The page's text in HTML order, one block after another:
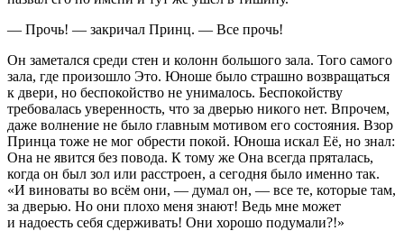
— Прочь! — закричал Принц. — Все прочь!
Он заметался среди стен и колонн большого зала. Того самого
зала, где произошло Это. Юноше было страшно возвращаться
к двери, но беспокойство не унималось. Беспокойству
требовалась уверенность, что за дверью никого нет. Впрочем,
даже волнение не было главным мотивом его состояния. Взор
Принца тоже не мог обрести покой. Юноша искал Её, но знал:
Она не явится без повода. К тому же Она всегда пряталась,
когда он был зол или расстроен, а сегодня было именно так.
«И виноваты во всём они, — думал он, — все те, которые там,
за дверью. Но они плохо меня знают! Ведь мне может
и надоесть себя сдерживать! Они хорошо подумали?!»